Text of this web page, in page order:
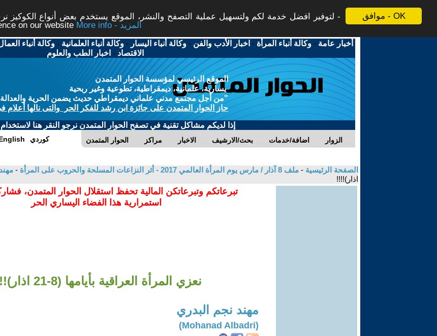
موافق - OK
لتوفير افضل خدمة لكم ولتسهيل عملية التصفح والنشر، الموقع يستخدم بعض أنواع الكوكيز
on our website
More info - المزيد
أخبار عامة -وكالة أنباء المرأة - اخبار الأدب والفن -وكالة أنباء اليسار -وكالة أنباء العلمانية -وكالة أنباء
الاقتصاد - اخبار الطب والعلوم
الموقع الرئيسي لمؤسسة الحوار المتمدن
يسارية، علمانية، ديمقراطية، تطوعية وغير ربحية
"من أجل مجتمع مدني علماني ديمقراطي حديث يضمن الحرية والعدالة
حاز الحوار المتمدن على جائزة ابن رشد للفكر الحر والتى نالها أعلام
إذا لديكم مشاكل تقنية في تصفح الحوار المتمدن نرجو النقر هنا لاستخدام
الحوار المتمدن مراكز الاخبار بحث/الارشيف اضافة/خدمات الزوار كوردي
الصفحة الرئيسية - ملف 8 آذار / مارس يوم المرأة العالمي 2017 - أثر النزاعات المسلحة والحروب على المرأة -
اذار)!!!!
تبرعاتكم وتبرعاتكن المالية تحفظ استقلال الحوار المتمدن،
استمرارية هذا الفضاء اليساري الحر
نعزي المرأة العراقية بأيامها (8-21 اذار)!!!!
مهند نجم البدري
(Mohanad Albadri)